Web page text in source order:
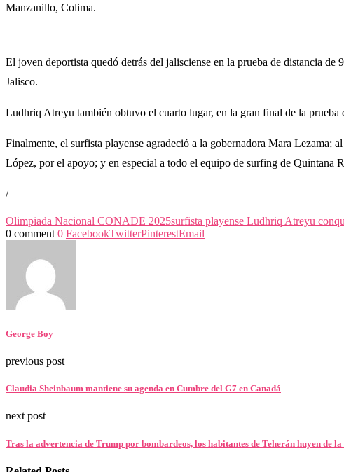
Manzanillo, Colima.
El joven deportista quedó detrás del jalisciense en la prueba de distancia
Jalisco.
Ludhriq Atreyu también obtuvo el cuarto lugar, en la gran final de la
Finalmente, el surfista playense agradeció a la gobernadora Mara
López, por el apoyo; y en especial a todo el equipo de surfing de Quintana
/
Olimpiada Nacional CONADE 2025surfista playense Ludhriq Atreyu
0 comment 0 FacebookTwitterPinterestEmail
George Boy
previous post
Claudia Sheinbaum mantiene su agenda en Cumbre del G7 en Canadá
next post
Tras la advertencia de Trump por bombardeos, los habitantes de Teherán huyen de